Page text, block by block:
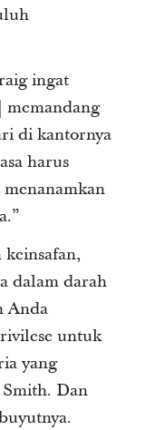
ingat
memandang
di kantornya
harus
keinsafan,
dalam darah
Anda
untuk
yang
Dan